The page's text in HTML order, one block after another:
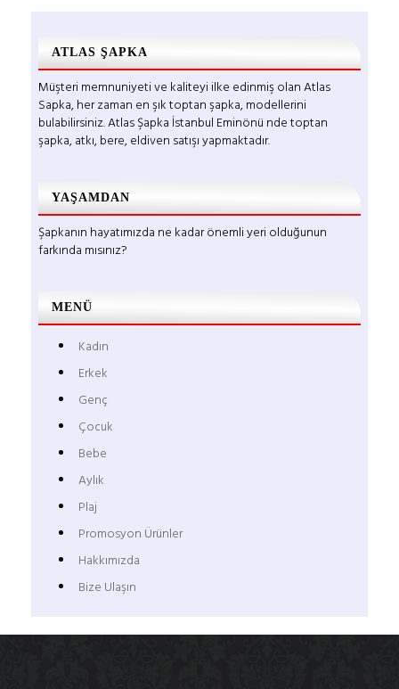
ATLAS ŞAPKA
Müşteri memnuniyeti ve kaliteyi ilke edinmiş olan Atlas
Sapka, her zaman en şık toptan şapka, modellerini
bulabilirsiniz. Atlas Şapka İstanbul Eminönü nde toptan
şapka, atkı, bere, eldiven satışı yapmaktadır.
YAŞAMDAN
Şapkanın hayatımızda ne kadar önemli yeri olduğunun
farkında mısınız?
MENÜ
Kadın
Erkek
Genç
Çocuk
Bebe
Aylık
Plaj
Promosyon Ürünler
Hakkımızda
Bize Ulaşın